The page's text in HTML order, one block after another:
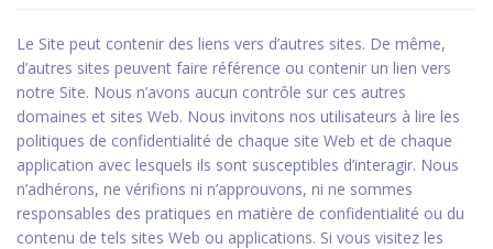
Le Site peut contenir des liens vers d’autres sites. De même,
d’autres sites peuvent faire référence ou contenir un lien vers
notre Site. Nous n’avons aucun contrôle sur ces autres
domaines et sites Web. Nous invitons nos utilisateurs à lire les
politiques de confidentialité de chaque site Web et de chaque
application avec lesquels ils sont susceptibles d’interagir. Nous
n’adhérons, ne vérifions ni n’approuvons, ni ne sommes
responsables des pratiques en matière de confidentialité ou du
contenu de tels sites Web ou applications. Si vous visitez les